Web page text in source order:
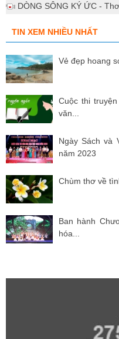
DÒNG SÔNG KÝ ỨC -
TIN XEM NHIỀU NHẤT
Vẻ đẹp hoang
Cuộc thi
văn...
Ngày Sách và
năm 2023
Chùm thơ về
Ban hành
hóa...